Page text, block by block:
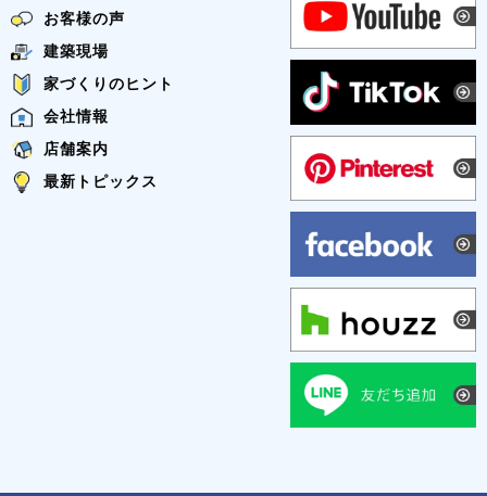
お客様の声
建築現場
家づくりのヒント
会社情報
店舗案内
最新トピックス